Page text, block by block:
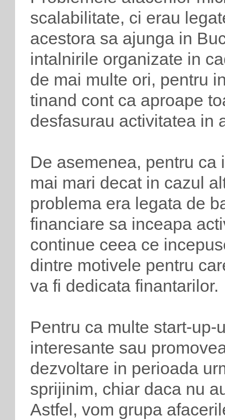
scalabilitate, ci erau
acestora sa ajunga in
intalnirile organizate in
de mai multe ori, pentru
tinand cont ca aproape
desfasurau activitatea in
De asemenea, pentru
mai mari decat in cazul
problema era legata de
financiare sa inceapa
continue ceea ce
dintre motivele pentru
va fi dedicata finantarilor.
Pentru ca multe start-
interesante sau
dezvoltare in perioada
sprijinim, chiar daca nu
Astfel, vom grupa